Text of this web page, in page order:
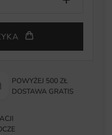
POWYŻEJ 500 ZŁ
DOSTAWA GRATIS